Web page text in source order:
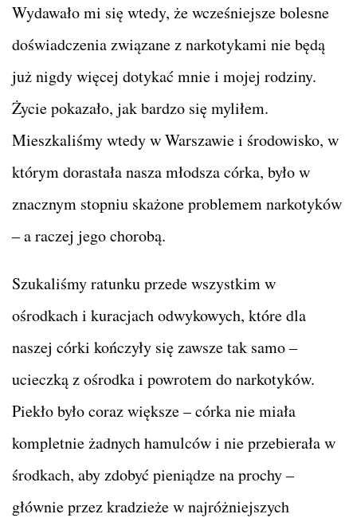
Wydawało mi się wtedy, że wcześniejsze bolesne
doświadczenia związane z narkotykami nie będą
już nigdy więcej dotykać mnie i mojej rodziny.
Życie pokazało, jak bardzo się myliłem.
Mieszkaliśmy wtedy w Warszawie i środowisko, w
którym dorastała nasza młodsza córka, było w
znacznym stopniu skażone problemem narkotyków
– a raczej jego chorobą.
Szukaliśmy ratunku przede wszystkim w
ośrodkach i kuracjach odwykowych, które dla
naszej córki kończyły się zawsze tak samo –
ucieczką z ośrodka i powrotem do narkotyków.
Piekło było coraz większe – córka nie miała
kompletnie żadnych hamulców i nie przebierała w
środkach, aby zdobyć pieniądze na prochy –
głównie przez kradzieże w najróżniejszych